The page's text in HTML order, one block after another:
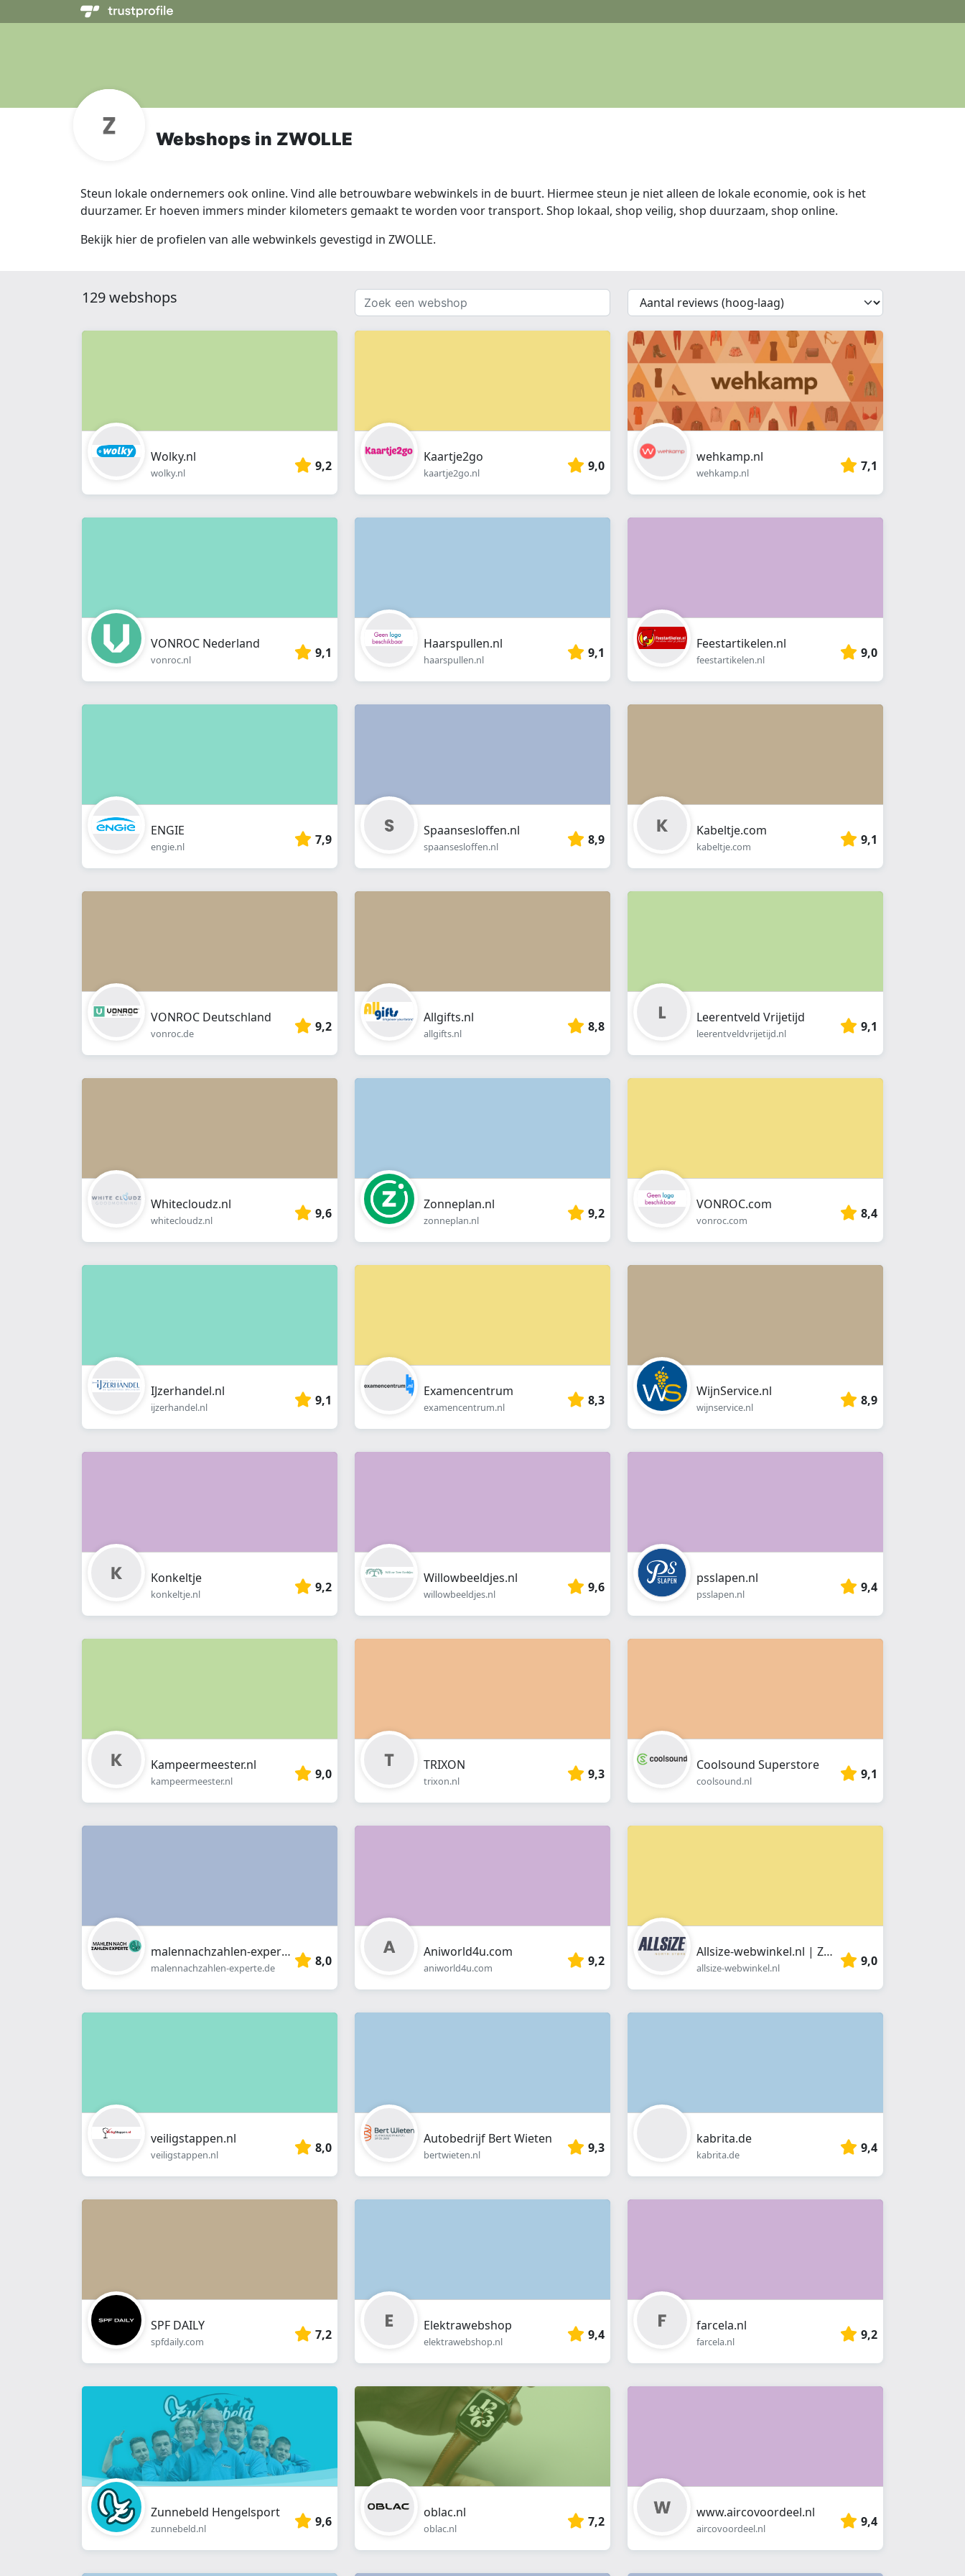
Webshops in ZWOLLE
Steun lokale ondernemers ook online. Vind alle betrouwbare webwinkels in de buurt. Hiermee steun je niet alleen de lokale economie, ook is het
duurzamer. Er hoeven immers minder kilometers gemaakt te worden voor transport. Shop lokaal, shop veilig, shop duurzaam, shop online.
Bekijk hier de profielen van alle webwinkels gevestigd in ZWOLLE.
129 webshops
Zoek
een
webshop
{{
__('Sort')
}}
Wolky.nl
wolky.nl 9,2
Kaartje2go
kaartje2go.nl 9,0
wehkamp.nl
wehkamp.nl 7,1
VONROC Nederland
vonroc.nl 9,1
Haarspullen.nl
haarspullen.nl 9,1
Feestartikelen.nl
feestartikelen.nl 9,0
ENGIE
engie.nl 7,9
Spaansesloffen.nl
spaansesloffen.nl 8,9
Kabeltje.com
kabeltje.com 9,1
VONROC Deutschland
vonroc.de 9,2
Allgifts.nl
allgifts.nl 8,8
Leerentveld Vrijetijd
leerentveldvrijetijd.nl 9,1
Whitecloudz.nl
whitecloudz.nl 9,6
Zonneplan.nl
zonneplan.nl 9,2
VONROC.com
vonroc.com 8,4
IJzerhandel.nl
ijzerhandel.nl 9,1
Examencentrum
examencentrum.nl 8,3
WijnService.nl
wijnservice.nl 8,9
Konkeltje
konkeltje.nl 9,2
Willowbeeldjes.nl
willowbeeldjes.nl 9,6
psslapen.nl
psslapen.nl 9,4
Kampeermeester.nl
kampeermeester.nl 9,0
TRIXON
trixon.nl 9,3
Coolsound Superstore
coolsound.nl 9,1
malennachzahlen-experte.de
malennachzahlen-experte.de 8,0
Aniworld4u.com
aniworld4u.com 9,2
Allsize-webwinkel.nl | Zwolle
allsize-webwinkel.nl 9,0
veiligstappen.nl
veiligstappen.nl 8,0
Autobedrijf Bert Wieten
bertwieten.nl 9,3
kabrita.de
kabrita.de 9,4
SPF DAILY
spfdaily.com 7,2
Elektrawebshop
elektrawebshop.nl 9,4
farcela.nl
farcela.nl 9,2
Zunnebeld Hengelsport
zunnebeld.nl 9,6
oblac.nl
oblac.nl 7,2
www.aircovoordeel.nl
aircovoordeel.nl 9,4